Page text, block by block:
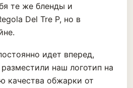
те же бленды и
Del Tre P, но в
идет вперед,
наш логотип на
качества обжарки от